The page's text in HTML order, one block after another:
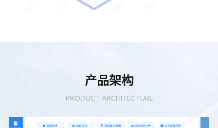
产品架构
PRODUCT ARCHITECTURE